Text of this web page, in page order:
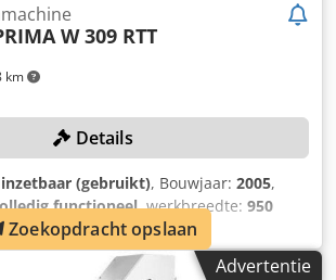
km
W 309 RTT
Details
(gebruikt), Bouwjaar: 2005,
functioneel, werkbreedte: 950
120 mm, werkhoogte:
CNC-besturing, Uitrusting:CE-markering,
Cedpey Hhp Tofx Af Ujrf Station 1:
Advertentie
Zoekopdracht opslaan